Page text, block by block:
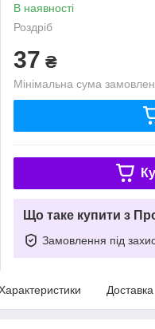
В наявності
Роздріб
37 ₴
Мінімальна сума
Що таке купити з
Замовлення під
Доставка